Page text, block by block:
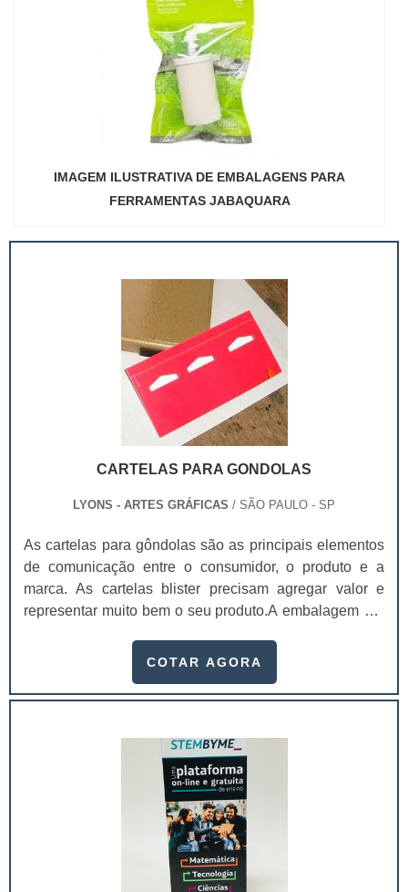
IMAGEM ILUSTRATIVA DE EMBALAGENS PARA
FERRAMENTAS JABAQUARA
CARTELAS PARA GONDOLAS
LYONS - ARTES GRÁFICAS / SÃO PAULO - SP
As cartelas para gôndolas são as principais elementos
de comunicação entre o consumidor, o produto e a
marca. As cartelas blister precisam agregar valor e
representar muito bem o seu produto.A embalagem é o
o consumidor, o produto e a marca. É um dos principais
embalagem não estiver de acordo com o produto, não
consumidor não perceber o produto é maior. As cartelas
para as gôndolas podem ser produzidas
com:Papel;Duplex;Triplex;Couchê;Pode ser produzido
em diversas gramaturas, assim como a bolha.Entre os
principais atributos mais facilmente perceptíveis
gerados pelo design estão a praticidade, conveniência,
facilidade de uso, conforto, segurança e proteção ao
COTAR AGORA